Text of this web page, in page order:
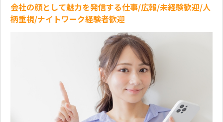
会社の顔として魅力を発信する仕事/広報/未経験歓迎/人
柄重視/ナイトワーク経験者歓迎